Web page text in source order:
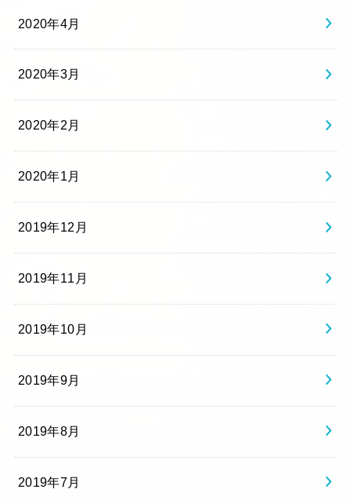
2020年4月
2020年3月
2020年2月
2020年1月
2019年12月
2019年11月
2019年10月
2019年9月
2019年8月
2019年7月